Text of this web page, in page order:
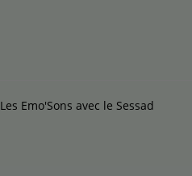
Les Emo'Sons avec le Sessad